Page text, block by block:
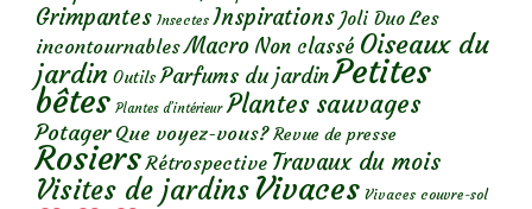
Grimpantes Insectes Inspirations Joli Duo Les
incontournables Macro Non classé Oiseaux du
jardin Outils Parfums du jardinPetites
bêtes Plantes d’intérieur Plantes sauvages
Potager Que voyez-vous? Revue de presse
Rosiers Rétrospective Travaux du mois
Visites de jardins Vivaces Vivaces couvre-sol